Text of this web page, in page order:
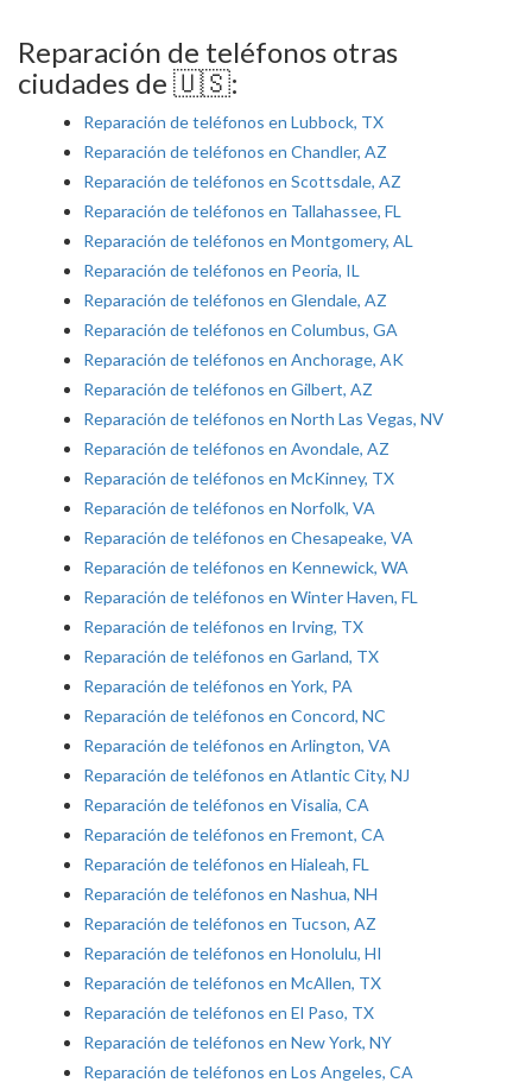
Reparación de teléfonos otras
ciudades de 🇺🇸:
Reparación de teléfonos en Lubbock, TX
Reparación de teléfonos en Chandler, AZ
Reparación de teléfonos en Scottsdale, AZ
Reparación de teléfonos en Tallahassee, FL
Reparación de teléfonos en Montgomery, AL
Reparación de teléfonos en Peoria, IL
Reparación de teléfonos en Glendale, AZ
Reparación de teléfonos en Columbus, GA
Reparación de teléfonos en Anchorage, AK
Reparación de teléfonos en Gilbert, AZ
Reparación de teléfonos en North Las Vegas, NV
Reparación de teléfonos en Avondale, AZ
Reparación de teléfonos en McKinney, TX
Reparación de teléfonos en Norfolk, VA
Reparación de teléfonos en Chesapeake, VA
Reparación de teléfonos en Kennewick, WA
Reparación de teléfonos en Winter Haven, FL
Reparación de teléfonos en Irving, TX
Reparación de teléfonos en Garland, TX
Reparación de teléfonos en York, PA
Reparación de teléfonos en Concord, NC
Reparación de teléfonos en Arlington, VA
Reparación de teléfonos en Atlantic City, NJ
Reparación de teléfonos en Visalia, CA
Reparación de teléfonos en Fremont, CA
Reparación de teléfonos en Hialeah, FL
Reparación de teléfonos en Nashua, NH
Reparación de teléfonos en Tucson, AZ
Reparación de teléfonos en Honolulu, HI
Reparación de teléfonos en McAllen, TX
Reparación de teléfonos en El Paso, TX
Reparación de teléfonos en New York, NY
Reparación de teléfonos en Los Angeles, CA